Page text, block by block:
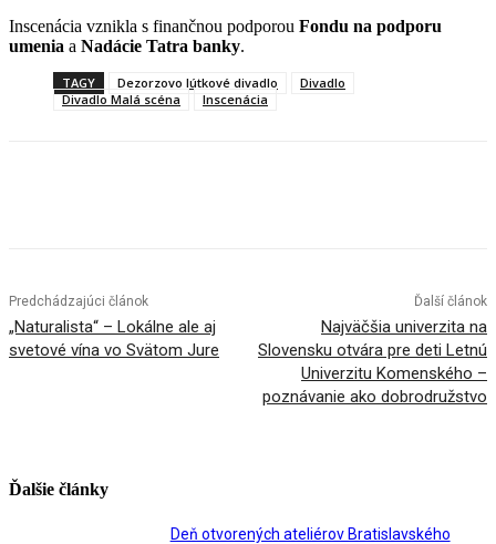
Inscenácia vznikla s finančnou podporou Fondu na podporu
umenia a Nadácie Tatra banky.
TAGY Dezorzovo lútkové divadlo
Divadlo
Divadlo Malá scéna
Inscenácia
Predchádzajúci článok
„Naturalista“ – Lokálne ale aj
svetové vína vo Svätom Jure
Ďalší článok
Najväčšia univerzita na
Slovensku otvára pre deti Letnú
Univerzitu Komenského –
poznávanie ako dobrodružstvo
Ďalšie články
Deň otvorených ateliérov Bratislavského